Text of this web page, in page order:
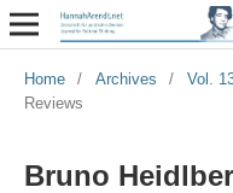
Home / Archives / Vol.
Reviews
Bruno